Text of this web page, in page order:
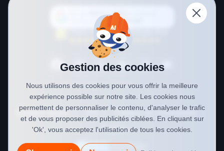
METAL 2000
source préférée surGoogle
Mentions légales CGV Politique de confidentialité
Cookies
Gestion des cookies
Nous utilisons des cookies pour vous offrir la meilleure
expérience possible sur notre site. Les cookies nous
permettent de personnaliser le contenu, d'analyser le trafic
et de vous proposer des publicités ciblées. En cliquant sur
'Ok', vous acceptez l'utilisation de tous les cookies.